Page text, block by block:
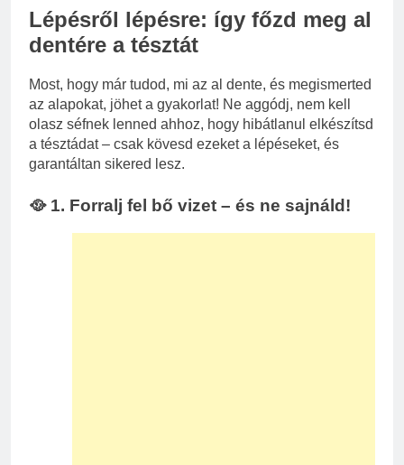
Lépésről lépésre: így főzd meg al
dentére a tésztát
Most, hogy már tudod, mi az al dente, és megismerted
az alapokat, jöhet a gyakorlat! Ne aggódj, nem kell
olasz séfnek lenned ahhoz, hogy hibátlanul elkészítsd
a tésztádat – csak kövesd ezeket a lépéseket, és
garantáltan sikered lesz.
🥘 1. Forralj fel bő vizet – és ne sajnáld!